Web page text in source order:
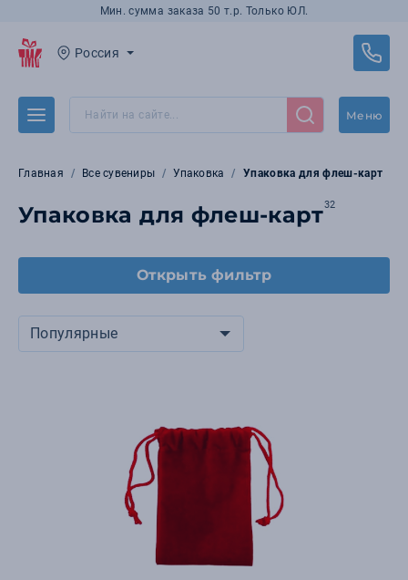
Мин. сумма заказа 50 т.р. Только ЮЛ.
Россия
Меню
Главная Все сувениры Упаковка Упаковка для флеш-карт
Упаковка для флеш-карт32
Открыть фильтр
Популярные